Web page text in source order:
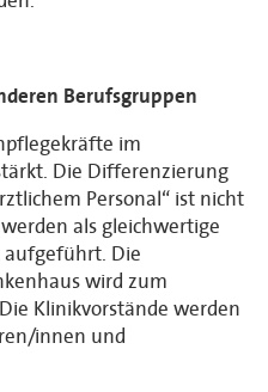
Berufsgruppen
im
Die Differenzierung
Personal“ ist nicht
als gleichwertige
aufgeführt. Die
wird zum
Klinikvorstände werden
innen und